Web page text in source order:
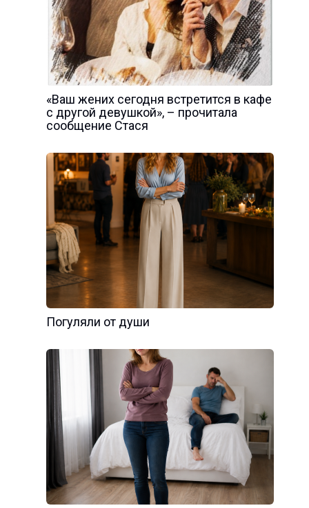
«Ваш жених сегодня встретится в кафе
с другой девушкой», – прочитала
сообщение Стася
Погуляли от души